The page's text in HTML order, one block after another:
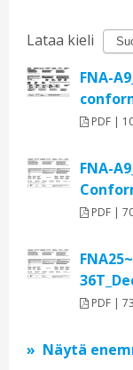
Lataa kieli
FNA-
PDF |
FNA-
PDF |
PDF |
Näytä